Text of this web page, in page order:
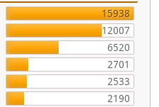
15938
12007
6520
2701
2533
2190